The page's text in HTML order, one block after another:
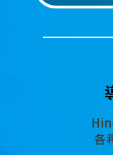
各